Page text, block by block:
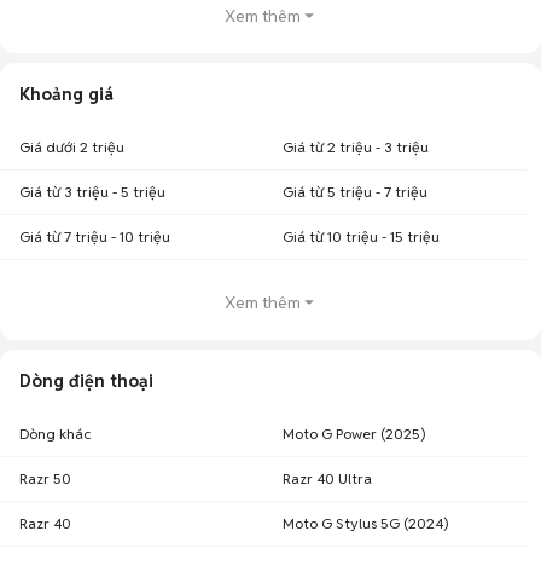
Xem thêm
Khoảng giá
Giá dưới 2 triệu Giá từ 2 triệu - 3 triệu
Giá từ 3 triệu - 5 triệu Giá từ 5 triệu - 7 triệu
Giá từ 7 triệu - 10 triệu Giá từ 10 triệu - 15 triệu
Xem thêm
Dòng điện thoại
Dòng khác Moto G Power (2025)
Razr 50 Razr 40 Ultra
Razr 40 Moto G Stylus 5G (2024)